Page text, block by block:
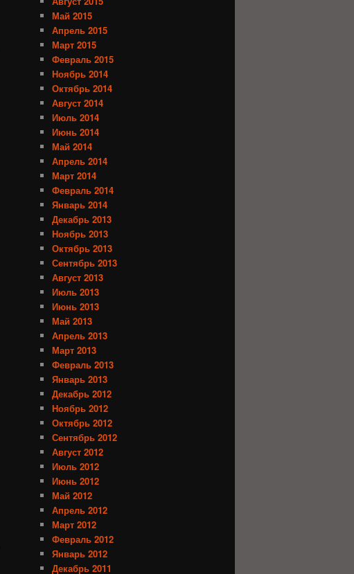
Май 2015
Апрель 2015
Март 2015
Февраль 2015
Ноябрь 2014
Октябрь 2014
Август 2014
Июль 2014
Июнь 2014
Май 2014
Апрель 2014
Март 2014
Февраль 2014
Январь 2014
Декабрь 2013
Ноябрь 2013
Октябрь 2013
Сентябрь 2013
Август 2013
Июль 2013
Июнь 2013
Май 2013
Апрель 2013
Март 2013
Февраль 2013
Январь 2013
Декабрь 2012
Ноябрь 2012
Октябрь 2012
Сентябрь 2012
Август 2012
Июль 2012
Июнь 2012
Май 2012
Апрель 2012
Март 2012
Февраль 2012
Январь 2012
Декабрь 2011